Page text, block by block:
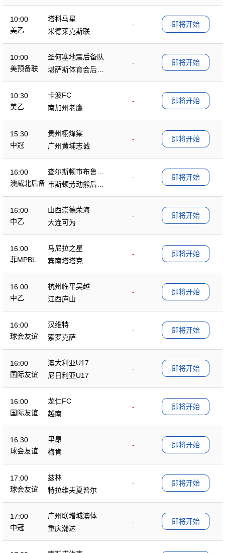
10:00
美乙
塔科马星
-
米德莱克斯联
即将开始
10:00
美预备联
圣何塞地震后备队
-
堪萨斯体育会后备
队
即将开始
10:30
美乙
卡波FC
-
南加州老鹰
即将开始
15:30
中冠
贵州栩烽棠
-
广州黄埔志诚
即将开始
16:00
澳威北后备
查尔斯顿市布鲁斯
后备队
-
韦斯顿劳动熊后备
队
即将开始
16:00
中乙
山西崇德荣海
-
大连可为
即将开始
16:00
菲MPBL
马尼拉之星
-
宾南塔塔克
即将开始
16:00
中乙
杭州临平吴越
-
江西庐山
即将开始
16:00
球会友谊
汉维特
-
索罗克萨
即将开始
16:00
国际友谊
澳大利亚U17
-
尼日利亚U17
即将开始
16:00
国际友谊
龙仁FC
-
越南
即将开始
16:30
球会友谊
里昂
-
梅肯
即将开始
17:00
球会友谊
兹林
-
特拉维夫夏普尔
即将开始
17:00
中冠
广州联增城澳体
-
重庆瀚达
即将开始